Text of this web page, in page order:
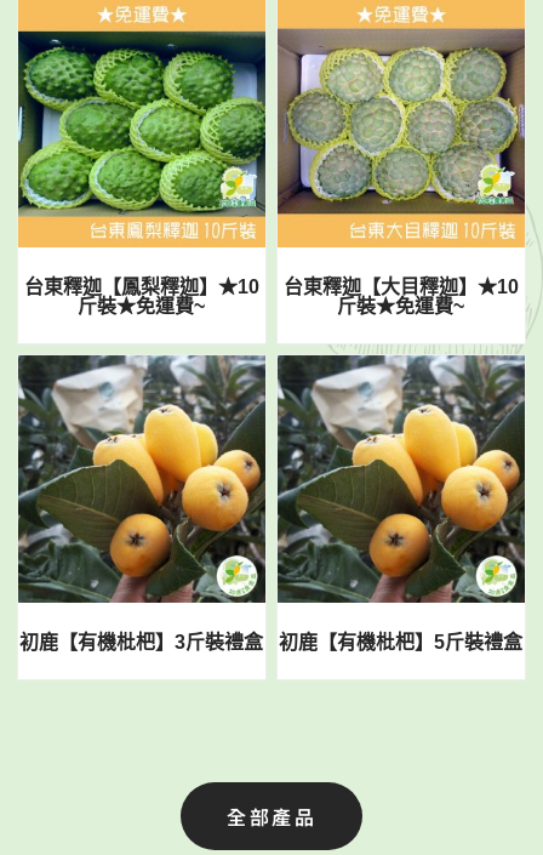
台東釋迦【鳳梨釋迦】★10
斤裝★免運費~
台東釋迦【大目釋迦】★10
斤裝★免運費~
初鹿【有機枇杷】3斤裝禮盒 初鹿【有機枇杷】5斤裝禮盒
全部產品